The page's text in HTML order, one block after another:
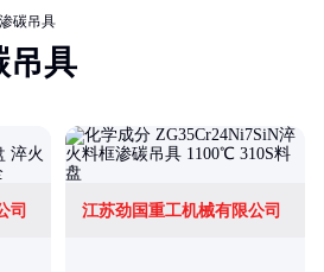
碳吊具
吊具
司 江苏劲国重工机械有限公司